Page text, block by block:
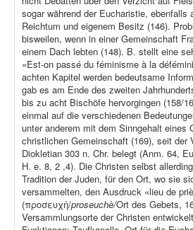
sogar während der Eucharistie, ebenfalls
Reichtum und eigenem Besitz (146).
bisweilen, wenn in einer Gemeinschaft
einem Dach lebten (148). B. stellt eine
«Est-on passé du féminisme à la
achten Kapitel werden bedeutsame
gab es am Ende des zweiten
bis zu acht Bischöfe hervorgingen (158/
einmal auf die verschiedenen
unter anderem mit dem Sinngehalt eines
christlichen Gemeinschaft (169), seit der
Diokletian 303 n. Chr. belegt (Anm. 64,
H. e. 8, 2 ,4). Die Christen selbst
Tradition der Juden, für den Ort, wo sie
versammelten, den Ausdruck «lieu de
(προσευχή/proseuchè/Ort des Gebets,
Versammlungsorte der Christen